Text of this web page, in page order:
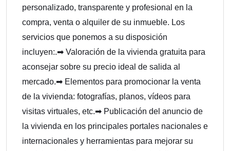
personalizado, transparente y profesional en la
compra, venta o alquiler de su inmueble. Los
servicios que ponemos a su disposición
incluyen:.➡ Valoración de la vivienda gratuita para
aconsejar sobre su precio ideal de salida al
mercado.➡ Elementos para promocionar la venta
de la vivienda: fotografías, planos, vídeos para
visitas virtuales, etc.➡ Publicación del anuncio de
la vivienda en los principales portales nacionales e
internacionales y herramientas para mejorar su